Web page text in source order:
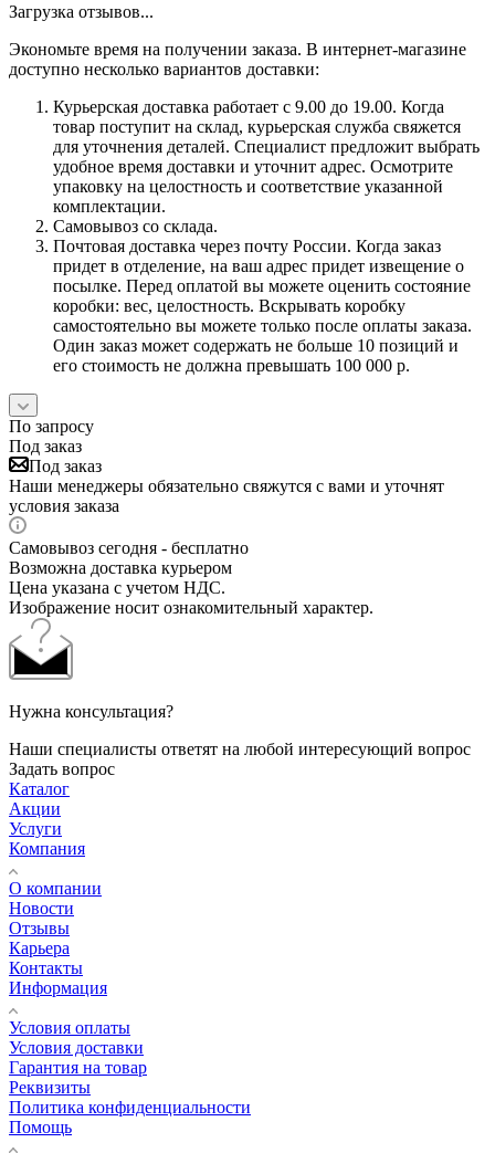
Загрузка отзывов...
Экономьте время на получении заказа. В интернет-магазине
доступно несколько вариантов доставки:
Курьерская доставка работает с 9.00 до 19.00. Когда
товар поступит на склад, курьерская служба свяжется
для уточнения деталей. Специалист предложит выбрать
удобное время доставки и уточнит адрес. Осмотрите
упаковку на целостность и соответствие указанной
комплектации.
Самовывоз со склада.
Почтовая доставка через почту России. Когда заказ
придет в отделение, на ваш адрес придет извещение о
посылке. Перед оплатой вы можете оценить состояние
коробки: вес, целостность. Вскрывать коробку
самостоятельно вы можете только после оплаты заказа.
Один заказ может содержать не больше 10 позиций и
его стоимость не должна превышать 100 000 р.
По запросу
Под заказ
Под заказ
Наши менеджеры обязательно свяжутся с вами и уточнят
условия заказа
Самовывоз сегодня - бесплатно
Возможна доставка курьером
Цена указана с учетом НДС.
Изображение носит ознакомительный характер.
Нужна консультация?
Наши специалисты ответят на любой интересующий вопрос
Задать вопрос
Каталог
Акции
Услуги
Компания
О компании
Новости
Отзывы
Карьера
Контакты
Информация
Условия оплаты
Условия доставки
Гарантия на товар
Реквизиты
Политика конфиденциальности
Помощь